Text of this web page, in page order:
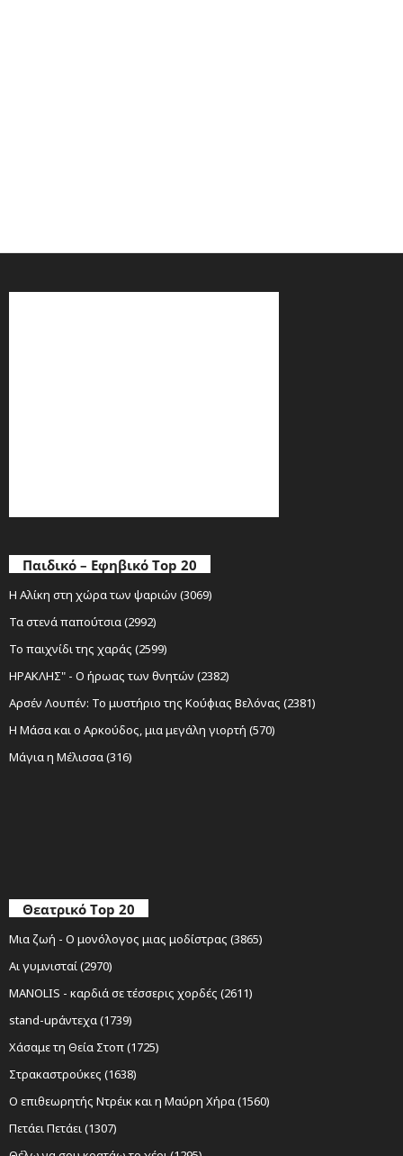
Παιδικό – Εφηβικό Top 20
Η Αλίκη στη χώρα των ψαριών (3069)
Τα στενά παπούτσια (2992)
Το παιχνίδι της χαράς (2599)
ΗΡΑΚΛΗΣ" - Ο ήρωας των θνητών (2382)
Αρσέν Λουπέν: Το μυστήριο της Κούφιας Βελόνας (2381)
Η Μάσα και ο Αρκούδος, μια μεγάλη γιορτή (570)
Μάγια η Μέλισσα (316)
Θεατρικό Top 20
Μια ζωή - Ο μονόλογος μιας μοδίστρας (3865)
Αι γυμνισταί (2970)
MANOLIS - καρδιά σε τέσσερις χορδές (2611)
stand-upάντεχα (1739)
Χάσαμε τη Θεία Στοπ (1725)
Στρακαστρούκες (1638)
Ο επιθεωρητής Ντρέικ και η Μαύρη Χήρα (1560)
Πετάει Πετάει (1307)